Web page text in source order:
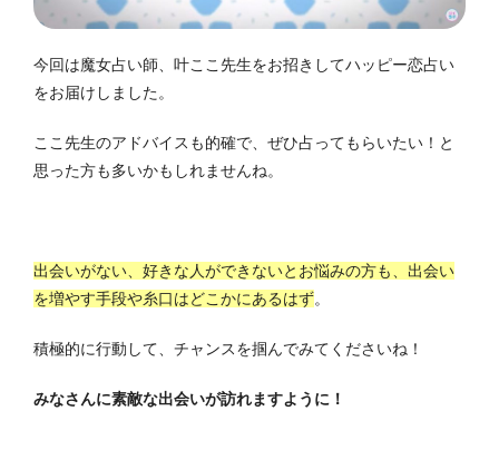
今回は魔女占い師、叶ここ先生をお招きしてハッピー恋占い
をお届けしました。
ここ先生のアドバイスも的確で、ぜひ占ってもらいたい！と
思った方も多いかもしれませんね。
出会いがない、好きな人ができないとお悩みの方も、出会い
を増やす手段や糸口はどこかにあるはず。
積極的に行動して、チャンスを掴んでみてくださいね！
みなさんに素敵な出会いが訪れますように！